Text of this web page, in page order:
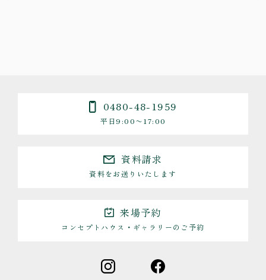
0480-48-1959
平日9:00〜17:00
資料請求
資料をお送りいたします
来場予約
コンセプトハウス・ギャラリーのご予約